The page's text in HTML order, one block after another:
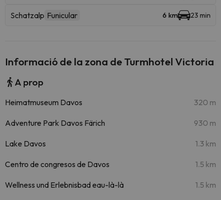
Schatzalp Funicular 6 km 23 min
Informació de la zona de Turmhotel Victoria
A prop
Heimatmuseum Davos 320 m
Adventure Park Davos Färich 930 m
Lake Davos 1.3 km
Centro de congresos de Davos 1.5 km
Wellness und Erlebnisbad eau-là-là 1.5 km